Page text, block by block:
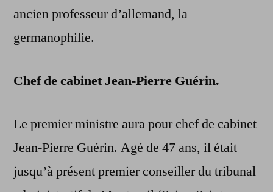
ancien professeur d’allemand, la
germanophilie.
Chef de cabinet Jean-Pierre Guérin.
Le premier ministre aura pour chef de cabinet
Jean-Pierre Guérin. Agé de 47 ans, il était
jusqu’à présent premier conseiller du tribunal